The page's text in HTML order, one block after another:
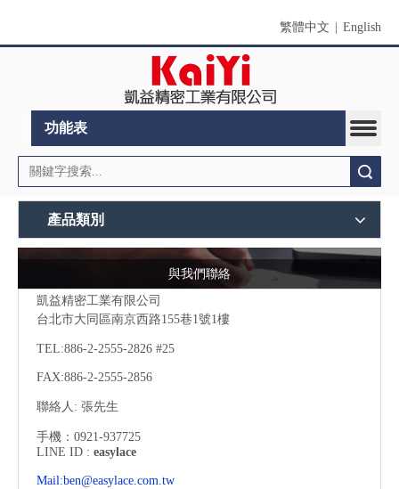
繁體中文 English
功能表
產品類別
與我們聯絡
凱益精密工業有限公司
台北市大同區南京西路155巷1號1樓
TEL:886-2-2555-2826 #25
FAX:886-2-2555-2856
聯絡人: 張先生
手機：0921-937725
LINE ID : easylace
Mail:ben@easylace.com.tw